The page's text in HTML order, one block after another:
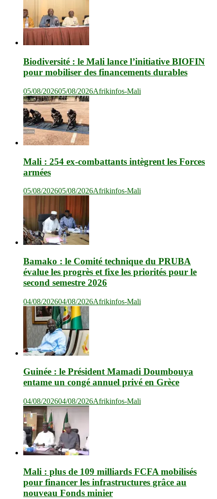
Biodiversité : le Mali lance l’initiative BIOFIN
pour mobiliser des financements durables
05/08/202605/08/2026Afrikinfos-Mali
Mali : 254 ex-combattants intègrent les Forces
armées
05/08/202605/08/2026Afrikinfos-Mali
Bamako : le Comité technique du PRUBA
évalue les progrès et fixe les priorités pour le
second semestre 2026
04/08/202604/08/2026Afrikinfos-Mali
Guinée : le Président Mamadi Doumbouya
entame un congé annuel privé en Grèce
04/08/202604/08/2026Afrikinfos-Mali
Mali : plus de 109 milliards FCFA mobilisés
pour financer les infrastructures grâce au
nouveau Fonds minier